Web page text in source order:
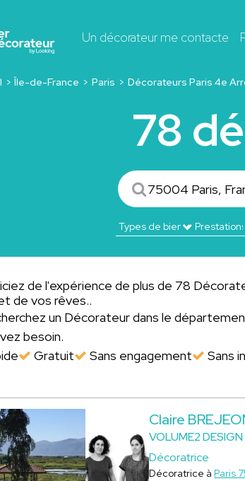
Un décorateur me contacte
Île-de-France Paris Décorateurs Paris 4e
78
de l'expérience de plus de 78
de vos rêves..
un Décorateur dans le
besoin.
Gratuit Sans engagement Sans
Claire
VOLUME2 DESIGN
Décoratrice
Décoratrice à Paris